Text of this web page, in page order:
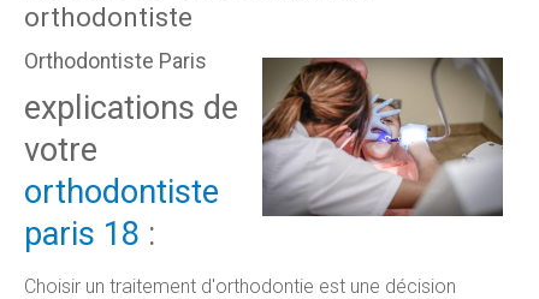
orthodontiste
Orthodontiste Paris
explications de
votre
orthodontiste
paris 18 :
Choisir un traitement d'orthodontie est une décision